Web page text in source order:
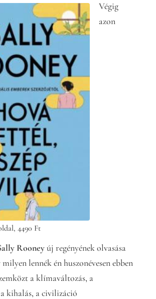
4490 Ft
Végig
azon
Rooneyúj regényének olvasása
lennék én huszonévesen ebben
a klímaváltozás, a
kihalás, a civilizáció